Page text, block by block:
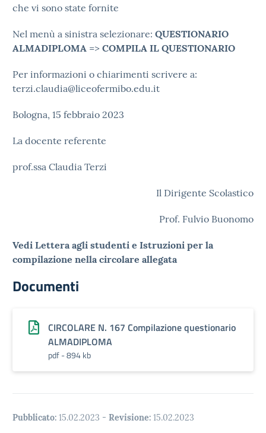
che vi sono state fornite
Nel menù a sinistra selezionare: QUESTIONARIO
ALMADIPLOMA => COMPILA IL QUESTIONARIO
Per informazioni o chiarimenti scrivere a:
terzi.claudia@liceofermibo.edu.it
Bologna, 15 febbraio 2023
La docente referente
prof.ssa Claudia Terzi
Il Dirigente Scolastico
Prof. Fulvio Buonomo
Vedi Lettera agli studenti e Istruzioni per la
compilazione nella circolare allegata
Documenti
CIRCOLARE N. 167 Compilazione questionario
ALMADIPLOMA
pdf - 894 kb
Pubblicato: 15.02.2023 - Revisione: 15.02.2023